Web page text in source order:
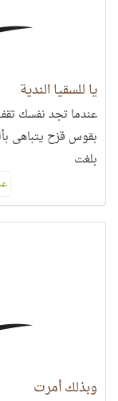
يا للسقيا الندية
عندما تجد نفسك
بقوس قزح يتباهى
بلغت
وبذلك أُمرت